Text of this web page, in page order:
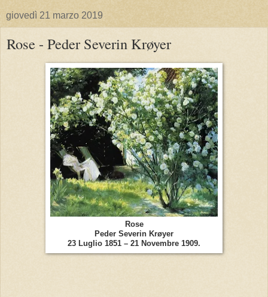
giovedì 21 marzo 2019
Rose - Peder Severin Krøyer
Rose
Peder Severin Krøyer
23 Luglio 1851 – 21 Novembre 1909.